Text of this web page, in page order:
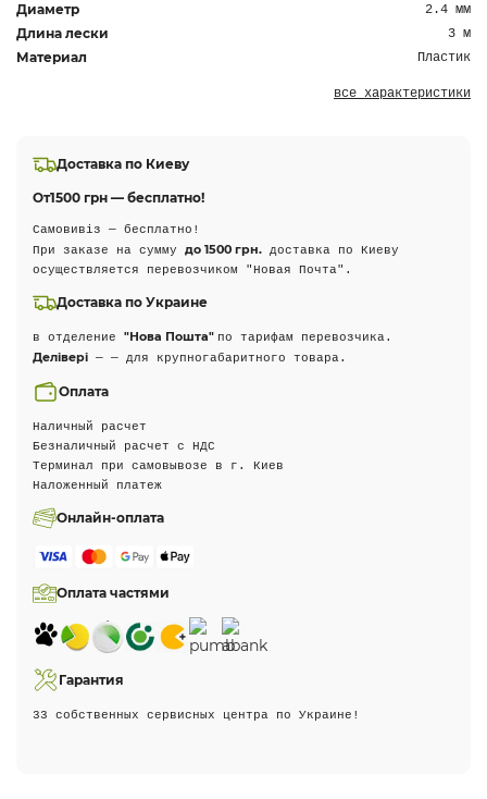
Диаметр 2.4 мм
Длина лески 3 м
Материал Пластик
все характеристики
Доставка по Киеву
От1500 грн — бесплатно!
Самовивіз — бесплатно!
При заказе на сумму до 1500 грн. доставка по Киеву
осуществляется перевозчиком "Новая Почта".
Доставка по Украине
в отделение "Нова Пошта" по тарифам перевозчика.
Делівері — — для крупногабаритного товара.
Оплата
Наличный расчет
Безналичный расчет с НДС
Терминал при самовывозе в г. Киев
Наложенный платеж
Онлайн-оплата
Оплата частями
Гарантия
33 собственных сервисных центра по Украине!